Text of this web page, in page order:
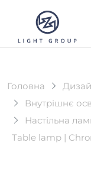
Головна
Внутрішнє
Настільна
Table lamp |